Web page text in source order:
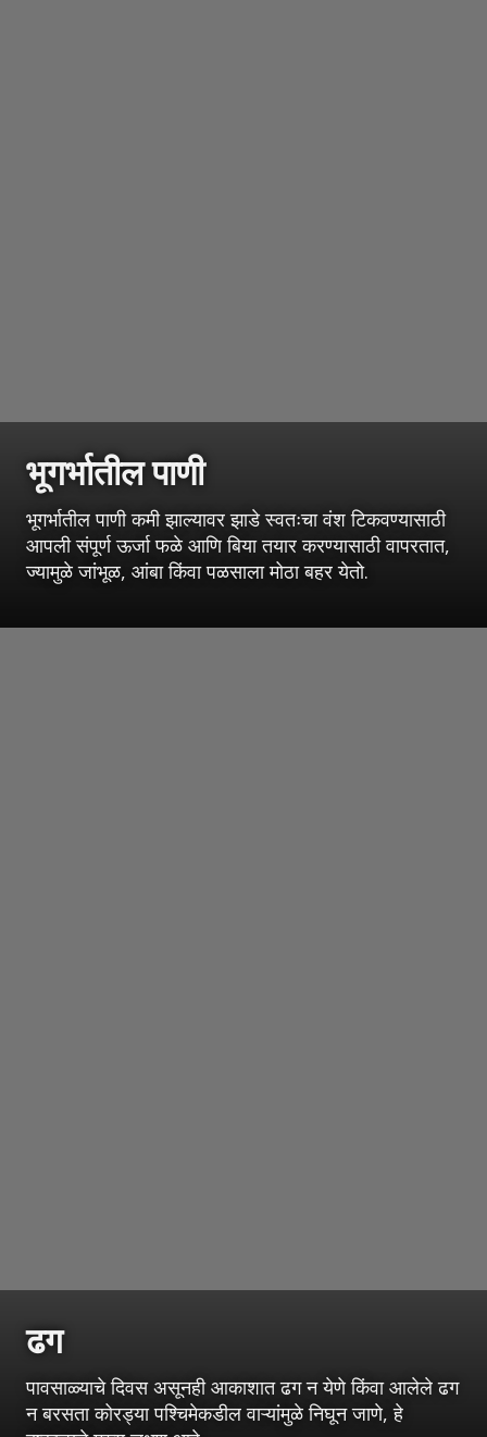
भूगर्भातील पाणी
भूगर्भातील पाणी कमी झाल्यावर झाडे स्वतःचा वंश टिकवण्यासाठी
आपली संपूर्ण ऊर्जा फळे आणि बिया तयार करण्यासाठी वापरतात,
ज्यामुळे जांभूळ, आंबा किंवा पळसाला मोठा बहर येतो.
ढग
पावसाळ्याचे दिवस असूनही आकाशात ढग न येणे किंवा आलेले ढग
न बरसता कोरड्या पश्चिमेकडील वाऱ्यांमुळे निघून जाणे, हे